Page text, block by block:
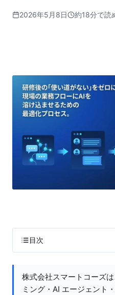
2026年5月8日 約18分で読
目次
株式会社スマートコーズ
ミング・AI エージェント